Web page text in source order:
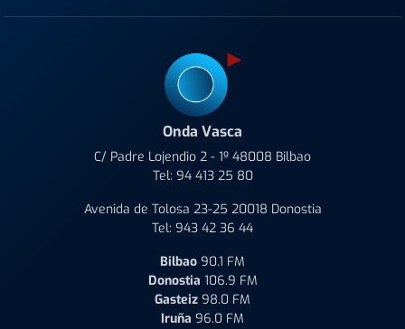
Onda Vasca
C/ Padre Lojendio 2 - 1º 48008 Bilbao
Tel: 94 413 25 80
Avenida de Tolosa 23-25 20018 Donostia
Tel: 943 42 36 44
Bilbao 90.1 FM
Donostia 106.9 FM
Gasteiz 98.0 FM
Iruña 96.0 FM